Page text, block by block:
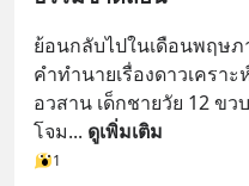
ย้อนกลับไปในเดือนพฤษ
คำทำนายเรื่องดาวเคราะ
อวสาน เด็กชายวัย 12 ข
โจม... ดูเพิ่มเติม
1